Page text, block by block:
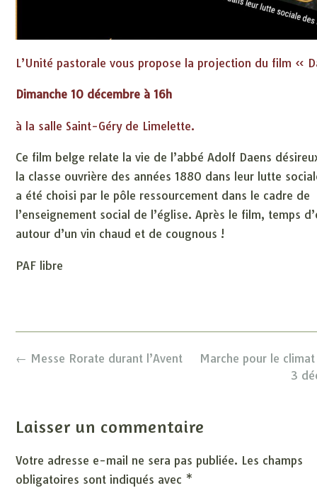
L’Unité pastorale vous propose la projection du film «
Dimanche 10 décembre à 16h
à la salle Saint-Géry de Limelette.
Ce film belge relate la vie de l’abbé Adolf Daens
la classe ouvrière des années 1880 dans leur lutte
a été choisi par le pôle ressourcement dans le cadre de
l’enseignement social de l’église. Après le film, temps
autour d’un vin chaud et de cougnous !
PAF libre
Post
Marche pour le
3
← Messe Rorate durant l’Avent
Laisser un commentaire
Votre adresse e-mail ne sera pas publiée. Les champs
obligatoires sont indiqués avec *